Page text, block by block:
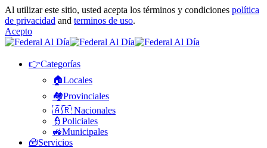
Al utilizar este sitio, usted acepta los términos y condiciones política
de privacidad and terminos de uso.
Acepto
👉Categorías
🏠Locales
🏘️Provinciales
🇦🇷 Nacionales
👮Policiales
🚜Municipales
🧰Servicios